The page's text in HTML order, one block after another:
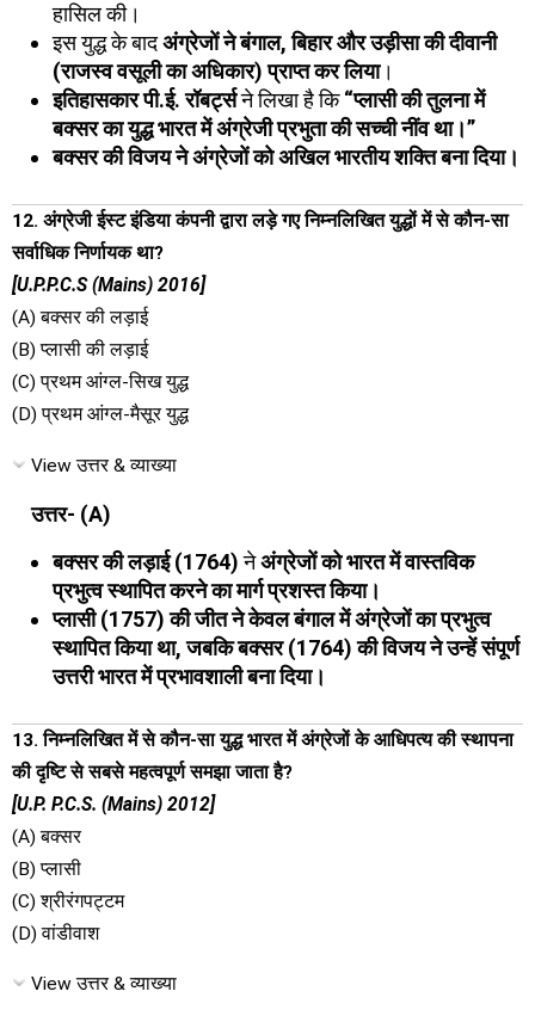
हासिल की।
इस युद्ध के बादअंग्रेजों ने बंगाल, बिहार और उड़ीसा की दीवानी
(राजस्व वसूली का अधिकार) प्राप्त कर लिया।
इतिहासकार पी.ई. रॉबर्ट्सने लिखा है कि“प्लासी की तुलना में
बक्सर का युद्ध भारत में अंग्रेजी प्रभुता की सच्ची नींव था।”
बक्सर की विजय ने अंग्रेजों को अखिल भारतीय शक्ति बना दिया।
12. अंग्रेजी ईस्ट इंडिया कंपनी द्वारा लड़े गए निम्नलिखित युद्धों में से कौन-सा
सर्वाधिक निर्णायक था?
[U.P.P.C.S (Mains) 2016]
(A) बक्सर की लड़ाई
(B) प्लासी की लड़ाई
(C) प्रथम आंग्ल-सिख युद्ध
(D) प्रथम आंग्ल-मैसूर युद्ध
View उत्तर & व्याख्या
उत्तर- (A)
बक्सर की लड़ाई (1764)नेअंग्रेजों को भारत में वास्तविक
प्रभुत्व स्थापित करने का मार्ग प्रशस्त किया।
प्लासी (1757) की जीत ने केवल बंगाल में अंग्रेजों का प्रभुत्व
स्थापित किया था, जबकि बक्सर (1764) की विजय ने उन्हें संपूर्ण
उत्तरी भारत में प्रभावशाली बना दिया।
13. निम्नलिखित में से कौन-सा युद्ध भारत में अंग्रेजों के आधिपत्य की स्थापना
की दृष्टि से सबसे महत्वपूर्ण समझा जाता है?
[U.P. P.C.S. (Mains) 2012]
(A) बक्सर
(B) प्लासी
(C) श्रीरंगपट्टम
(D) वांडीवाश
View उत्तर & व्याख्या